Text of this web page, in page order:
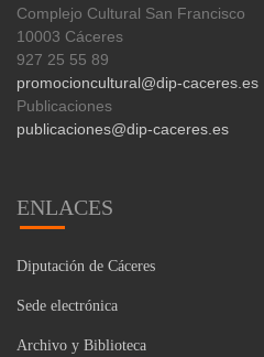
Complejo Cultural San Francisco
10003 Cáceres
927 25 55 89
promocioncultural@dip-caceres.es
Publicaciones
publicaciones@dip-caceres.es
ENLACES
Diputación de Cáceres
Sede electrónica
Archivo y Biblioteca